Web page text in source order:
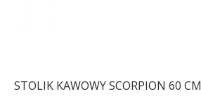
STOLIK KAWOWY SCORPION 60 CM